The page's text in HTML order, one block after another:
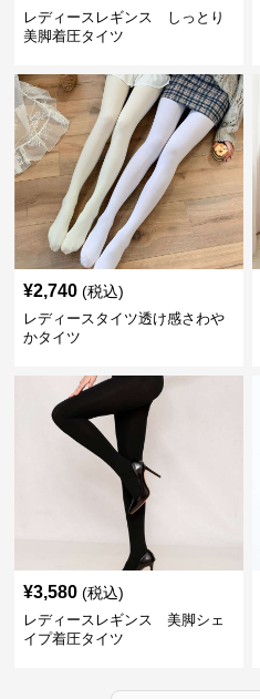
レディースレギンス しっとり
美脚着圧タイツ
¥2,740 (税込)
レディースタイツ透け感さわや
かタイツ
¥3,580 (税込)
レディースレギンス 美脚シェ
イプ着圧タイツ